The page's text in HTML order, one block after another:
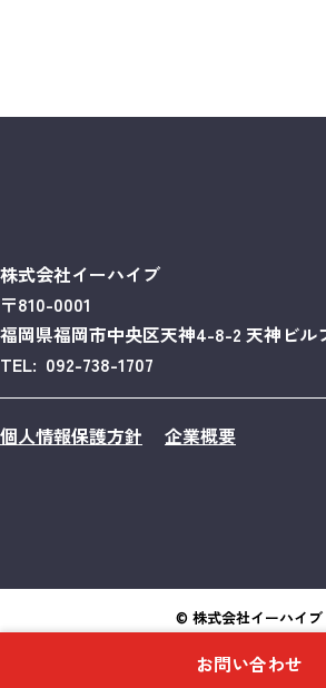
お問い合わせ
株式会社イーハイブ
〒810-0001
福岡県福岡市中央区天神4-8-2 天神ビル
TEL: 092-738-1707
個人情報保護方針 企業概要
© 株式会社イーハイブ
RSS2.0